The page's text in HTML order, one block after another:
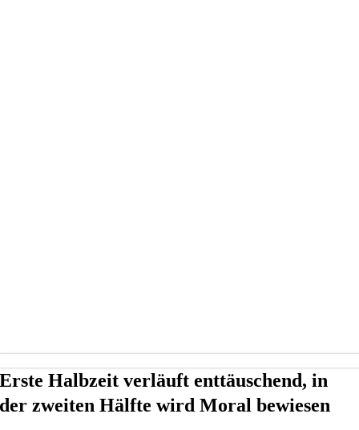
Erste Halbzeit verläuft enttäuschend, in
der zweiten Hälfte wird Moral bewiesen